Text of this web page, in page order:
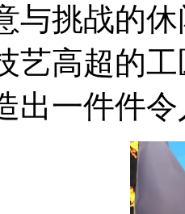
与挑战的
艺高超的
出一件件